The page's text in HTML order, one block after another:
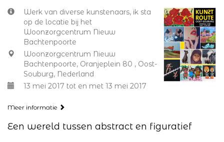
Werk van diverse kunstenaars, ik sta
op de locatie bij het
Woonzorgcentrum Nieuw
Bachtenpoorte
Woonzorgcentrum Nieuw
Bachtenpoorte, Oranjeplein 80 , Oost-
Souburg, Nederland
13 mei 2017 tot en met 13 mei 2017
Meer informatie
Een wereld tussen abstract en figuratief